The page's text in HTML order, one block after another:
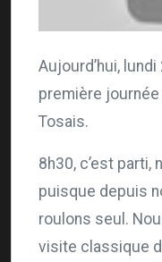
Aujourd’hui,
première
Tosais.
8h30, c’est
puisque depuis
roulons seul.
visite classique